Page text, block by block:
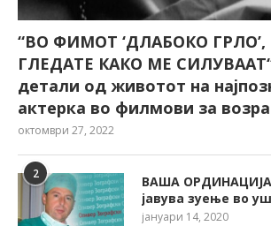
“ВО ФИМОТ ‘ДЛАБОКО
ГЛЕДАТЕ КАКО МЕ
детали од животот на
актерка во филмови за
октомври 27, 2022
2
ВАША
јавува зуење во
јануари 14, 2020